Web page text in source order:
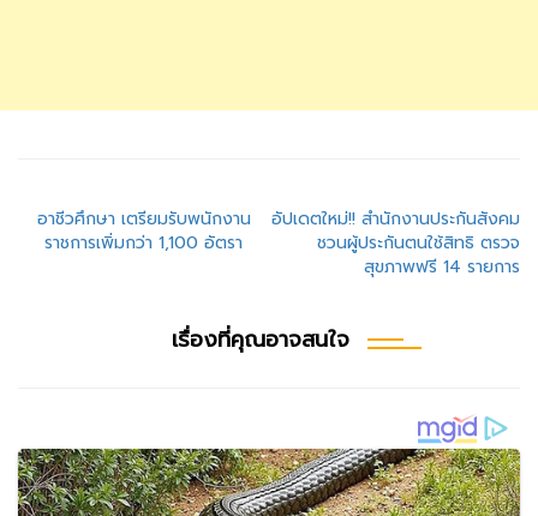
แนะแนว
เรื่อง
อาชีวศึกษา เตรียมรับพนักงาน
ราชการเพิ่มกว่า 1,100 อัตรา
อัปเดตใหม่!! สำนักงานประกันสังคม
ชวนผู้ประกันตนใช้สิทธิ ตรวจ
สุขภาพฟรี 14 รายการ
เรื่องที่คุณอาจสนใจ